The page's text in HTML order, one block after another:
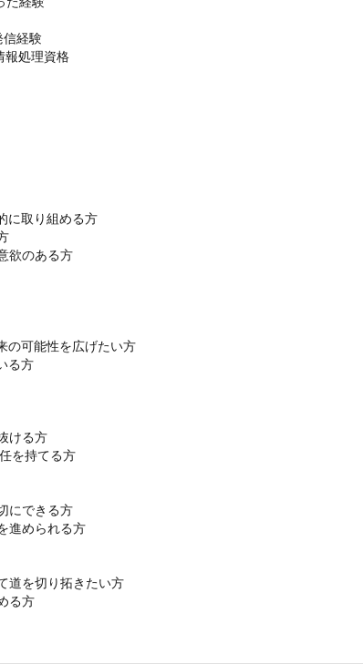
信経験
報処理資格
に取り組める方
欲のある方
の可能性を広げたい方
る方
ける方
を持てる方
にできる方
進められる方
道を切り拓きたい方
る方